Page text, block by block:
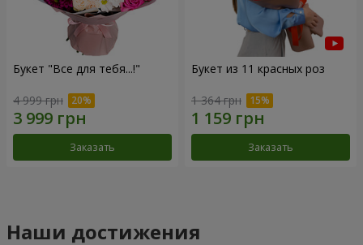
Букет "Все для тебя...!"
4 999 грн
Заказать
Букет из 11 красных роз
1 364 грн
Заказать
Наши достижения